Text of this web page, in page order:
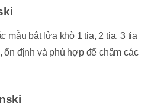
mẫu bật lửa khò 1 tia, 2 tia, 3 tia
ổn định và phù hợp để châm các